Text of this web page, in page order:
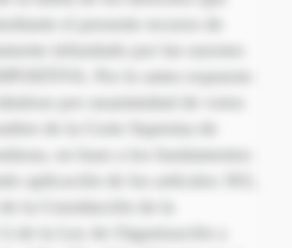
de la Ley de Organización y